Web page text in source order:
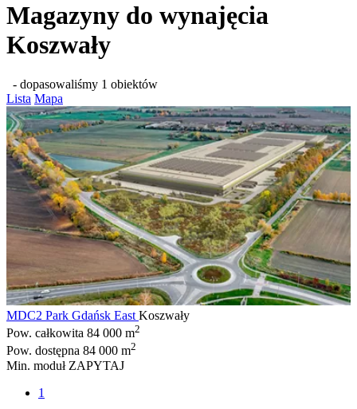
Magazyny do wynajęcia
Koszwały
- dopasowaliśmy 1 obiektów
Lista Mapa
MDC2 Park Gdańsk East Koszwały
Pow. całkowita 84 000 m2
Pow. dostępna 84 000 m2
Min. moduł ZAPYTAJ
1